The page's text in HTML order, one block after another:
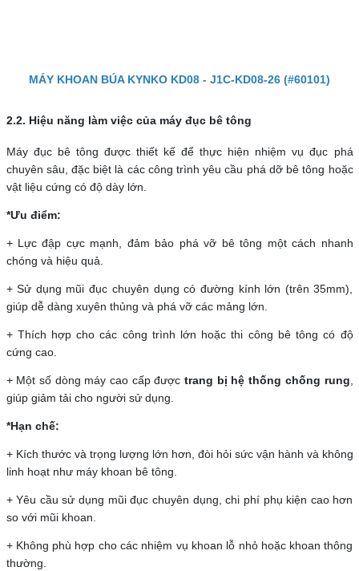
MÁY KHOAN BÚA KYNKO KD08 - J1C-KD08-26 (#60101)
2.2. Hiệu năng làm việc của máy đục bê tông
Máy đục bê tông được thiết kế để thực hiện nhiệm vụ đục phá
chuyên sâu, đặc biệt là các công trình yêu cầu phá dỡ bê tông hoặc
vật liệu cứng có độ dày lớn.
*Ưu điểm:
+ Lực đập cực mạnh, đảm bảo phá vỡ bê tông một cách nhanh
chóng và hiệu quả.
+ Sử dụng mũi đục chuyên dụng có đường kính lớn (trên 35mm),
giúp dễ dàng xuyên thủng và phá vỡ các mảng lớn.
+ Thích hợp cho các công trình lớn hoặc thi công bê tông có độ
cứng cao.
+ Một số dòng máy cao cấp đượctrang bị hệ thống chống rung
giúp giảm tải cho người sử dụng.
*Hạn chế:
+ Kích thước và trọng lượng lớn hơn, đòi hỏi sức vận hành và không
linh hoạt như máy khoan bê tông.
+ Yêu cầu sử dụng mũi đục chuyên dụng, chi phí phụ kiện cao hơn
so với mũi khoan.
+ Không phù hợp cho các nhiệm vụ khoan lỗ nhỏ hoặc khoan thông
thường.